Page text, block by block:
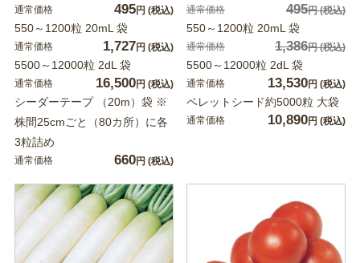
通常価格 495円 (税込)
550～1200粒 20mL 袋
通常価格 1,727円 (税込)
5500～12000粒 2dL 袋
通常価格 16,500円 (税込)
シーダーテープ （20m）袋 ※
株間25cmごと（80カ所）に各
3粒詰め
通常価格 660円 (税込)
通常価格 495円(税込)
550～1200粒 20mL 袋
通常価格 1,386円(税込)
5500～12000粒 2dL 袋
通常価格 13,530円 (税込)
ペレットシード約5000粒 大袋
通常価格 10,890円 (税込)